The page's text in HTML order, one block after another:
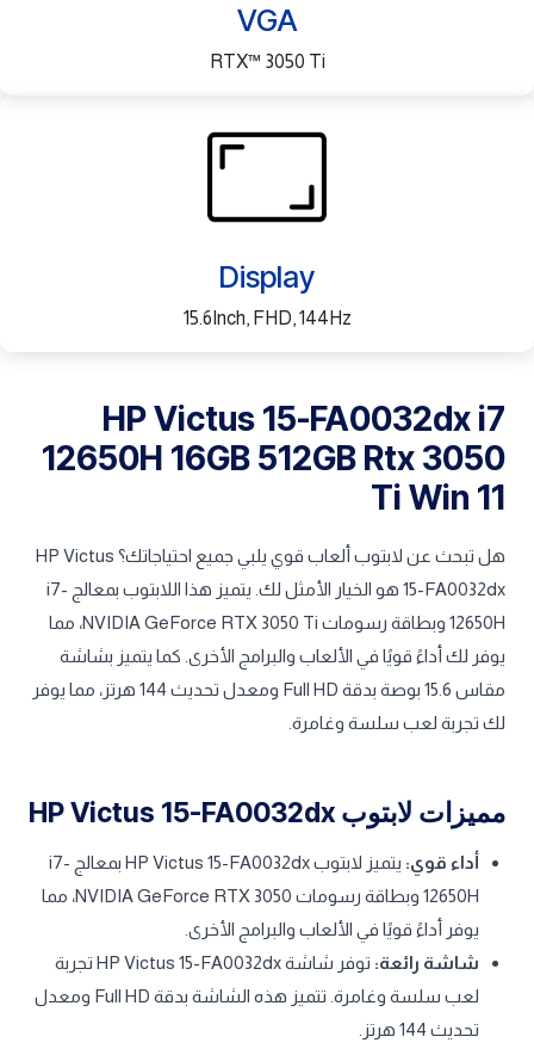
VGA
RTX™ 3050 Ti
Display
15.6Inch, FHD, 144Hz
HP Victus 15-FA0032dx i7
12650H 16GB 512GB Rtx 3050
Ti Win 11
هل تبحث عن لابتوب ألعاب قوي يلبي جميع احتياجاتك؟ HP Victus
15-FA0032dx هو الخيار الأمثل لك. يتميز هذا اللابتوب بمعالج i7-
12650H وبطاقة رسومات NVIDIA GeForce RTX 3050 Ti، مما
يوفر لك أداءً قويًا في الألعاب والبرامج الأخرى. كما يتميز بشاشة
مقاس 15.6 بوصة بدقة Full HD ومعدل تحديث 144 هرتز، مما يوفر
لك تجربة لعب سلسة وغامرة.
مميزات لابتوب HP Victus 15-FA0032dx
أداء قوي:
يتميز لابتوب HP Victus 15-FA0032dx بمعالج i7-
12650H وبطاقة رسومات NVIDIA GeForce RTX 3050، مما
يوفر أداءً قويًا في الألعاب والبرامج الأخرى.
شاشة رائعة:
توفر شاشة HP Victus 15-FA0032dx تجربة
لعب سلسة وغامرة. تتميز هذه الشاشة بدقة Full HD ومعدل
تحديث 144 هرتز.